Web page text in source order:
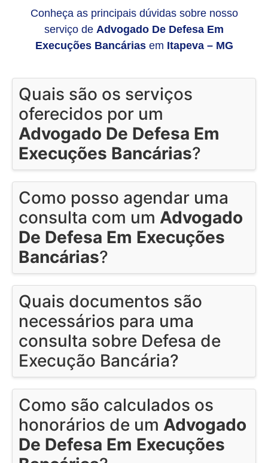
Conheça as principais dúvidas sobre nosso
serviço de Advogado De Defesa Em
Execuções Bancáriasem Itapeva – MG
Quais são os serviços
oferecidos por um
Advogado De Defesa Em
Execuções Bancárias?
Como posso agendar uma
consulta com um Advogado
De Defesa Em Execuções
Bancárias?
Quais documentos são
necessários para uma
consulta sobre Defesa de
Execução Bancária?
Como são calculados os
honorários de um Advogado
De Defesa Em Execuções